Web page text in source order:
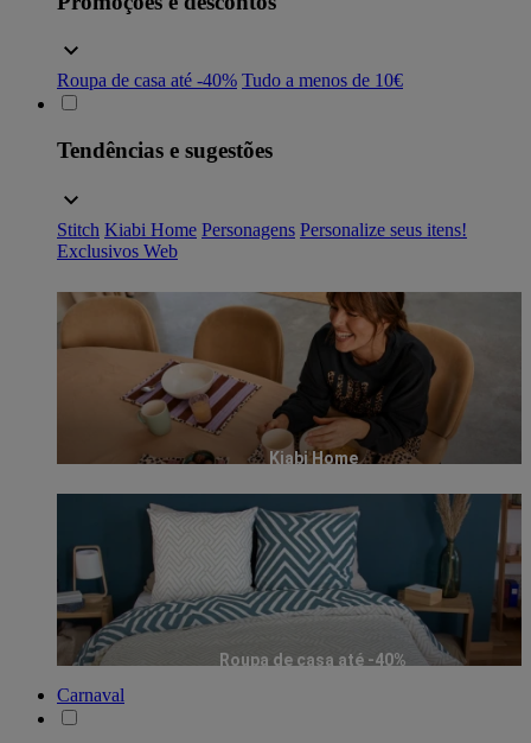
Roupa de casa até -40% Tudo a menos de 10€
Tendências e sugestões
Stitch Kiabi Home Personagens Personalize seus itens!
Exclusivos Web
Kiabi Home
Roupa de casa até -40%
Carnaval